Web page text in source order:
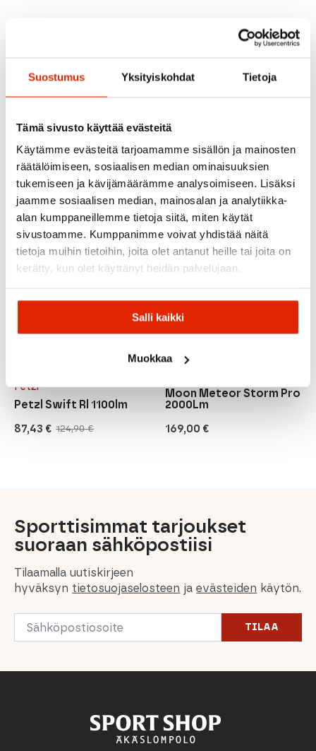
Suostumus Yksityiskohdat Tietoja
Tämä sivusto käyttää evästeitä
Käytämme evästeitä tarjoamamme sisällön ja mainosten
räätälöimiseen, sosiaalisen median ominaisuuksien
tukemiseen ja kävijämäärämme analysoimiseen. Lisäksi
jaamme sosiaalisen median, mainosalan ja analytiikka-
alan kumppaneillemme tietoja siitä, miten käytät
sivustoamme. Kumppanimme voivat yhdistää näitä
tietoja muihin tietoihin, joita olet antanut heille tai joita on
kerätty, kun olet käyttänyt heidän palvelujaan.
Salli kaikki
Muokkaa
Bontrager
36,90€
Alkuperäinen
hinta
oli:
36,90 €.
25,83€
Nykyinen
hinta
on:
25,83 €.
Petzl
Alkuperäinen
oli:
89,90 €.
62,93
Nykyinen
on:
62,93 €.
Petzl
124,90€
Alkuperäinen
87,43 €
Nykyinen
ALE
Petzl Swift Rl 1100lm
169,00 €
Moon Meteor Storm Pro
2000Lm
MUSTA
Sporttisimmat tarjoukset
suoraan sähköpostiisi
Tilaamalla uutiskirjeen
hyväksyn tietosuojaselosteen jaevästeiden käytön.
Email
TILAA